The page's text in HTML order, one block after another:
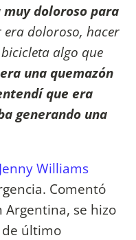
doloroso para
doloroso, hacer
algo que
era una quemazón
que era
generando una
Jenny Williams
Comentó
se hizo
de último